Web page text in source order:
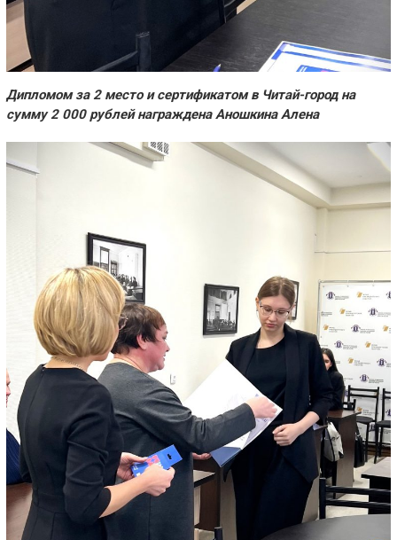
Дипломом за 2 место и сертификатом в Читай-город на
сумму 2 000 рублей награждена Аношкина Алена